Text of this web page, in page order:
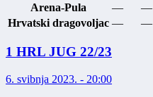
Arena-Pula
— —
Hrvatski dragovoljac — —
1 HRL JUG 22/23
6. svibnja 2023. - 20:00